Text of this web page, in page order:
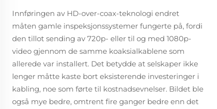
Innføringen av HD-over-coax-teknologi endret
måten gamle inspeksjonssystemer fungerte på, fordi
den tillot sending av 720p- eller til og med 1080p-
video gjennom de samme koaksialkablene som
allerede var installert. Det betydde at selskaper ikke
lenger måtte kaste bort eksisterende investeringer i
kabling, noe som førte til kostnadsevnelser. Bildet ble
også mye bedre, omtrent fire ganger bedre enn det